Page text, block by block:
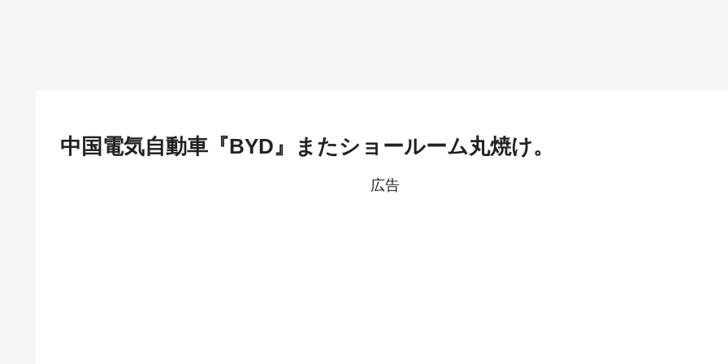
中国電気自動車『BYD』またショールーム丸焼け。
広告